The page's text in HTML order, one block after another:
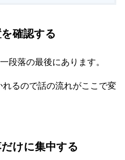
確認する
段落の最後にあります。
れるので話の流れがここで変
けに集中する